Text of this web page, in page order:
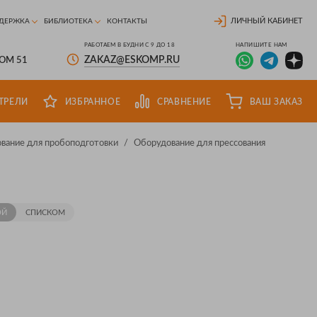
БИБЛИОТЕКА КОНТАКТЫ ЛИЧНЫЙ КАБИНЕТ
51
РАБОТАЕМ В БУДНИ С 9 ДО 18
ZAKAZ@ESKOMP.RU
НАПИШИТЕ НАМ
ИЗБРАННОЕ СРАВНЕНИЕ ВАШ ЗАКАЗ
для пробоподготовки / Оборудование для прессования
СПИСКОМ